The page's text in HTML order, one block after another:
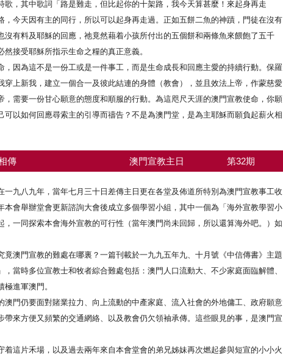
，其中歌詞「路是難走，但比起你的十架路，我今天算甚麼！來起身再走
今天因有主的同行，所以可以起身再走過。正如五餅二魚的神蹟，門徒在沒有
沒有料及耶穌的回應，祂竟然藉着小孩所付出的五個餅和兩條魚來餵飽了五千
接受耶穌所指示生命之糧的真正意義。
因為這不是一份工或是一件事工，而是生命成長和回應主愛的持續行動。保羅
上新我，建立一個合一及彼此結連的身體（教會），並且效法上帝，作蒙慈愛
需要一份甘心願意的態度和順服的行動。為這咫尺天涯的澳門宣教使命，你願
以如何回應尋索主的引導而禱告？不是為澳門堂，是為主耶穌而願負起薪火相
傳 澳門宣教主日 第32期
九八九年，當年七月三十日差傳主日更在各堂及佈道所特別為澳門宣教事工收
會舉辦堂會更新諮詢大會後成立多個學習小組，其中一個為「海外宣教學習小
一同探索本會海外宣教的可行性（當年澳門尚未回歸，所以還算海外吧。）如
澳門宣教的難處在哪裏？一篇刊載於一九九五年九、十月號《中信傳書》主題
當時多位宣教士和牧者綜合難處包括：澳門人口流動大、不少家庭面臨解體、
進軍澳門。
門仍要面對賭業拉力、向上流動的中產家庭、流入社會的外地傭工、政府願意
來方便又頻繁的交通網絡、以及教會仍欠領袖承傳。這些眼見的事，是澳門宣
這片禾場，以及過去兩年來自本會堂會的弟兄姊妹再次燃起參與短宣的小小火